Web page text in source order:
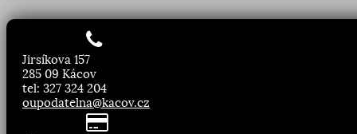
Jirsíkova 157
285 09 Kácov
tel: 327 324 204
oupodatelna@kacov.cz